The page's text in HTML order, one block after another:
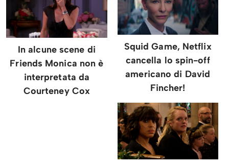
In alcune scene di
Friends Monica non è
interpretata da
Courteney Cox
Squid Game, Netflix
cancella lo spin-off
americano di David
Fincher!